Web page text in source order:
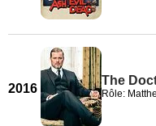
2016
The
Rôle: